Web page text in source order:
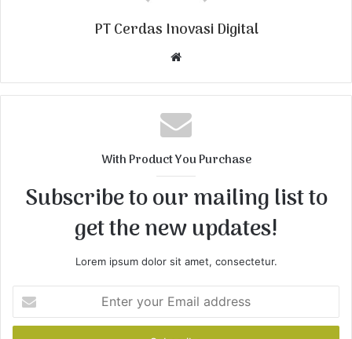
PT Cerdas Inovasi Digital
b
s
i
With Product You Purchase
Subscribe to our mailing list to
get the new updates!
Lorem ipsum dolor sit amet, consectetur.
t